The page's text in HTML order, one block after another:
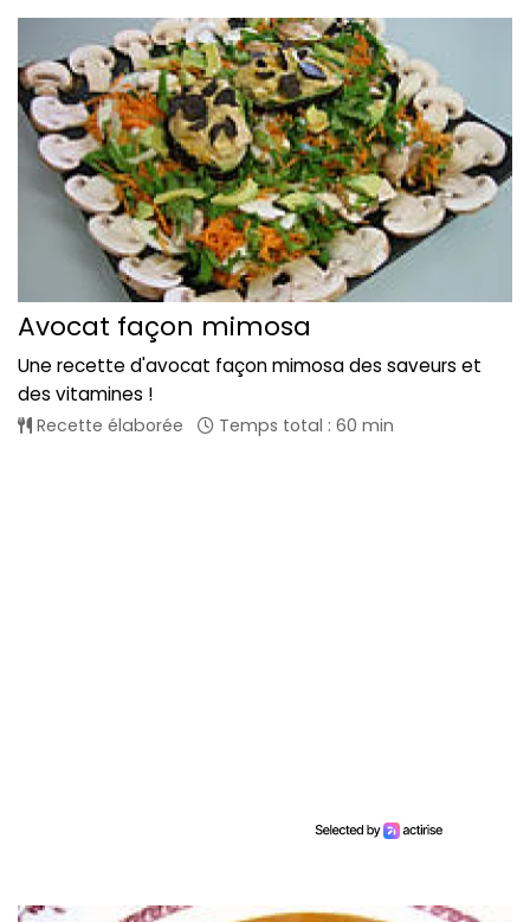
Avocat façon mimosa
Une recette d'avocat façon mimosa des saveurs et
des vitamines !
Recette élaborée Temps total : 60 min